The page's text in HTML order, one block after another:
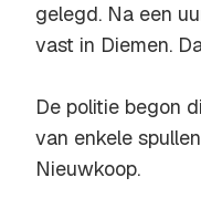
gelegd. Na een
vast in Diemen.
De politie begon
van enkele
Nieuwkoop.